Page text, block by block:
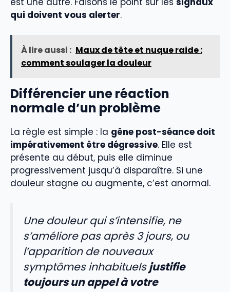
qui doivent vous alerter.
À lire aussi : Maux de tête et nuque raide :
comment soulager la douleur
Différencier une réaction
normale d’un problème
La règle est simple : la gêne post-séance doit
impérativement être dégressive. Elle est
présente au début, puis elle diminue
progressivement jusqu’à disparaître. Si une
douleur stagne ou augmente, c’est anormal.
Une douleur qui s’intensifie, ne
s’améliore pas après 3 jours, ou
l’apparition de nouveaux
symptômes inhabituelsjustifie
toujours un appel à votre